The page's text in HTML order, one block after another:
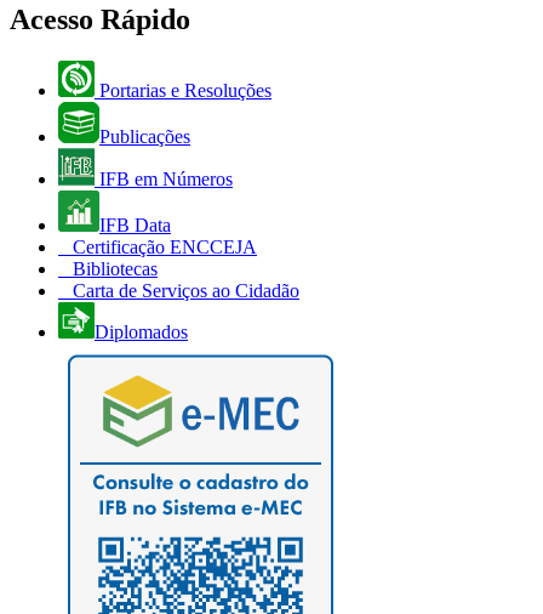
Acesso Rápido
Portarias e Resoluções
Publicações
IFB em Números
IFB Data
Certificação ENCCEJA
Bibliotecas
Carta de Serviços ao Cidadão
Diplomados